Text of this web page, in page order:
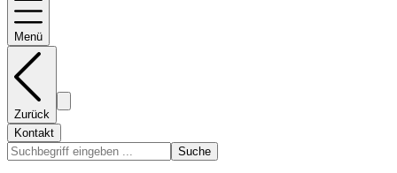
Menü
Zurück
Kontakt
Suche